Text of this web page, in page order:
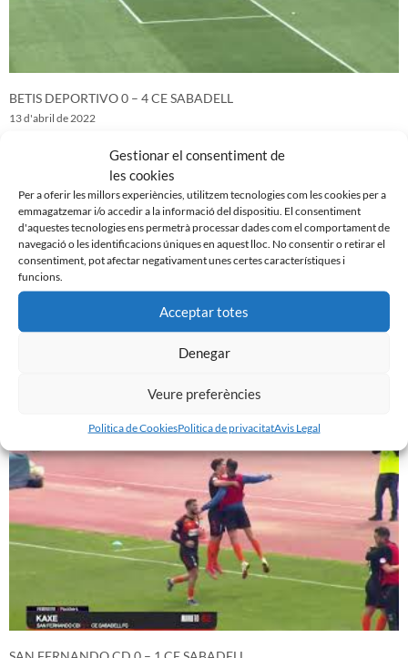
Gestionar el consentiment de
les cookies
Per a oferir les millors experiències, utilitzem tecnologies com les cookies per a
emmagatzemar i/o accedir a la informació del dispositiu. El consentiment
d'aquestes tecnologies ens permetrà processar dades com el comportament de
navegació o les identificacions úniques en aquest lloc. No consentir o retirar el
consentiment, pot afectar negativament unes certes característiques i
funcions.
Acceptar totes
Denegar
Veure preferències
Politica de CookiesPolitica de privacitatAvis Legal
BETIS DEPORTIVO 0 – 4 CE SABADELL
13 d'abril de 2022